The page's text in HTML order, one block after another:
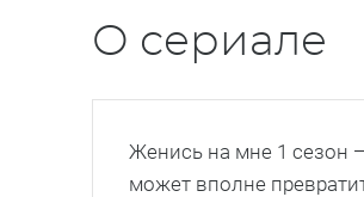
О сериале
Женись на мне 1 сезон
может вполне